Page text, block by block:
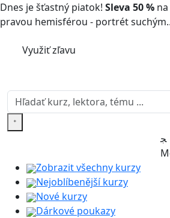
Dnes je šťastný piatok! Sleva 50 %
pravou hemisférou - portrét
Využiť zľavu
Zobrazit všechny kurzy
Nejoblíbenější kurzy
Nové kurzy
Dárkové poukazy